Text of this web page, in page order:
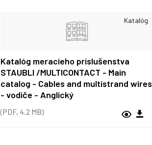
Katalóg
Katalóg meracieho príslušenstva
STAUBLI /MULTICONTACT - Main
catalog - Cables and multistrand wires
- vodiče - Anglický
(PDF, 4.2 MB)